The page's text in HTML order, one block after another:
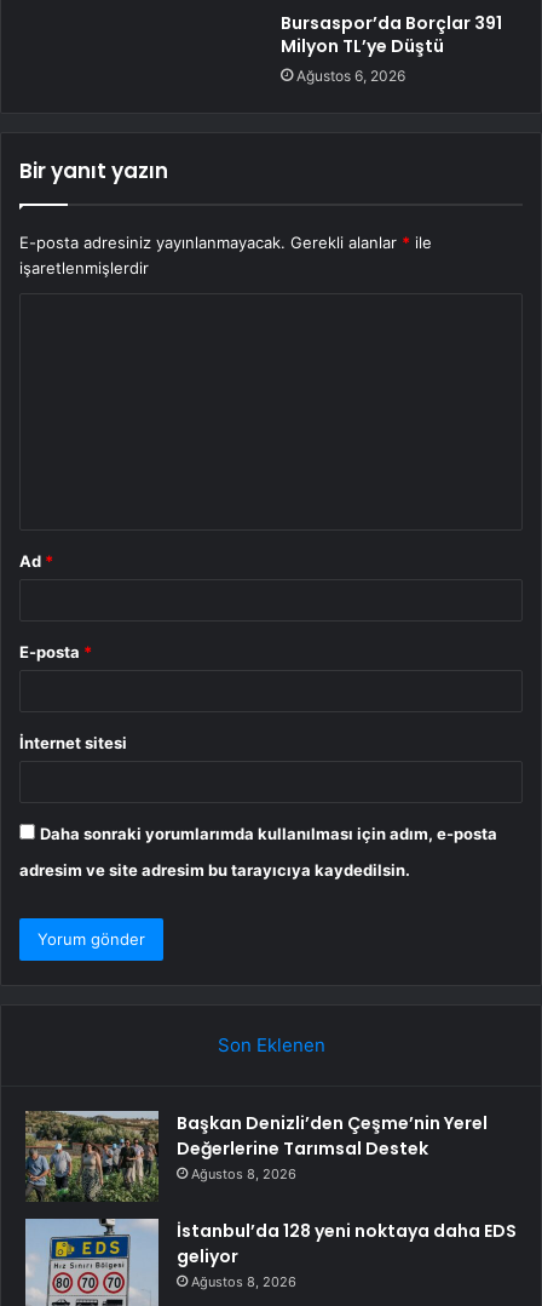
Bursaspor’da Borçlar 391
Milyon TL’ye Düştü
Ağustos 6, 2026
Bir yanıt yazın
E-posta adresiniz yayınlanmayacak. Gerekli alanlar * ile
işaretlenmişlerdir
Ad *
E-posta *
İnternet sitesi
Daha sonraki yorumlarımda kullanılması için adım, e-posta
adresim ve site adresim bu tarayıcıya kaydedilsin.
Son Eklenen
Başkan Denizli’den Çeşme’nin Yerel
Değerlerine Tarımsal Destek
Ağustos 8, 2026
İstanbul’da 128 yeni noktaya daha EDS
geliyor
Ağustos 8, 2026